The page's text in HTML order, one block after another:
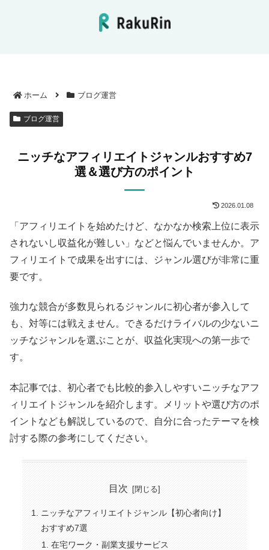
ホーム ブログ運営
ブログ運営
ニッチなアフィリエイトジャンルおすすめ7
選＆選び方のポイント
2026.01.08
「アフィリエイトを始めたけど、なかなか検索上位に表示
されないし収益化が難しい」などと悩んでいませんか。ア
フィリエイトで成果を出すには、ジャンル選びが非常に重
要です。
強力な競合が多数見られるジャンルに初心者が参入して
も、対等には戦えません。できるだけライバルの少ないニ
ッチなジャンルを選ぶことが、収益化実現への第一歩で
す。
本記事では、初心者でも比較的参入しやすいニッチなアフ
ィリエイトジャンルを紹介します。メリットや選び方のポ
イントなども解説しているので、自分に合ったテーマを検
討する際の参考にしてください。
目次
ニッチなアフィリエイトジャンル【初心者向け】
おすすめ7選
在宅ワーク・副業支援サービス